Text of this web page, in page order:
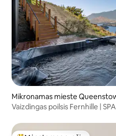
Mikronamas mieste
Vaizdingas poilsis Fernhille |